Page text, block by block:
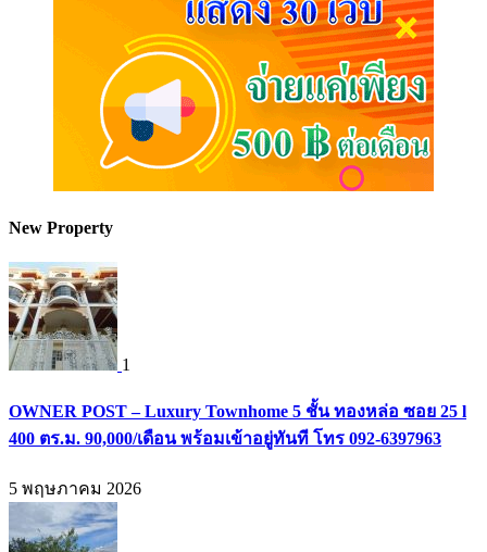
New Property
1
OWNER POST – Luxury Townhome 5 ชั้น ทองหล่อ ซอย 25 l
400 ตร.ม. 90,000/เดือน พร้อมเข้าอยู่ทันที โทร 092-6397963
5 พฤษภาคม 2026